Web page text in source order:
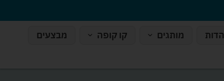
מותגים קו קופה
מבצעים